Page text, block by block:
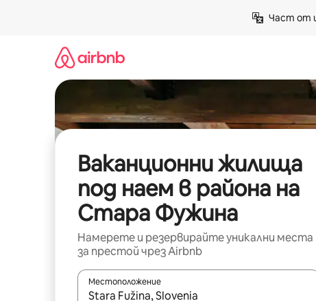
Част от
Ваканционни жилища
под наем в района на
Стара Фужина
Намерете и резервирайте уникални места
за престой чрез Airbnb
Местоположение
Когато резултатите се покажат,